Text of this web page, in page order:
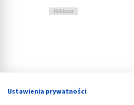
Reklama
Ustawienia prywatności